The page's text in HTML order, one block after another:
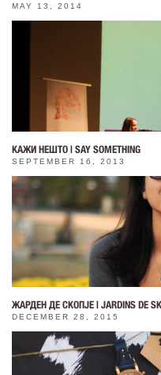
MAY 13, 2014
КАЖИ НЕШТО | SAY SOMETHING
SEPTEMBER 16, 2013
ЖАРДЕН ДЕ СКОПЈЕ | JARDINS DE
DECEMBER 28, 2015